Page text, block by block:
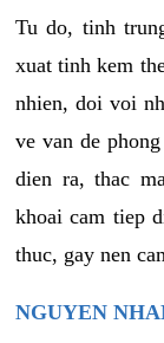
Tu do, tinh
xuat tinh kem
nhien, doi voi
ve van de
dien ra, thac
khoai cam tiep
thuc, gay nen
NGUYEN